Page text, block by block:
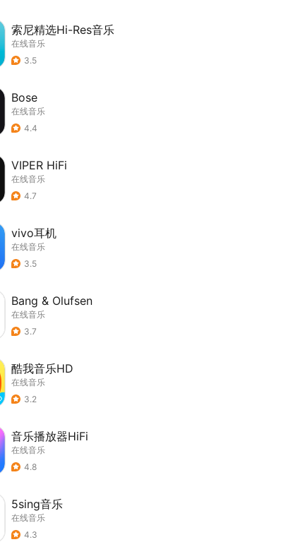
索尼精选Hi-Res音乐
在线音乐
3.5
Bose
在线音乐
4.4
VIPER HiFi
在线音乐
4.7
vivo耳机
在线音乐
3.5
Bang & Olufsen
在线音乐
3.7
酷我音乐HD
在线音乐
3.2
音乐播放器HiFi
在线音乐
4.8
5sing音乐
在线音乐
4.3